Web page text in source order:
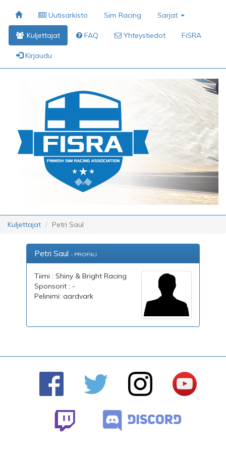
Uutisarkisto Sim Racing Sarjat
Kuljettajat FAQ Yhteystiedot FiSRA
Kirjaudu
Kuljettajat Petri Saul
Petri Saul - PROFIILI
Tiimi : Shiny & Bright Racing
Sponsorit : -
Pelinimi: aardvark